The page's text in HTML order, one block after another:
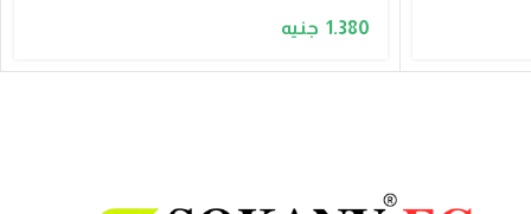
1.380